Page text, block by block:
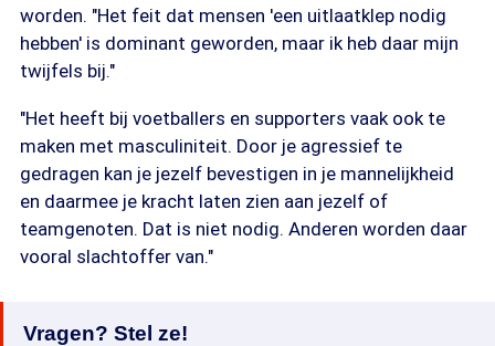
worden. "Het feit dat mensen 'een uitlaatklep nodig
hebben' is dominant geworden, maar ik heb daar mijn
twijfels bij."
"Het heeft bij voetballers en supporters vaak ook te
maken met masculiniteit. Door je agressief te
gedragen kan je jezelf bevestigen in je mannelijkheid
en daarmee je kracht laten zien aan jezelf of
teamgenoten. Dat is niet nodig. Anderen worden daar
vooral slachtoffer van."
Vragen? Stel ze!